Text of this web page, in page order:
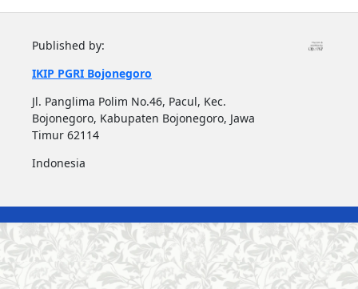
Published by:
IKIP PGRI Bojonegoro
Jl. Panglima Polim No.46, Pacul, Kec.
Bojonegoro, Kabupaten Bojonegoro, Jawa
Timur 62114
Indonesia